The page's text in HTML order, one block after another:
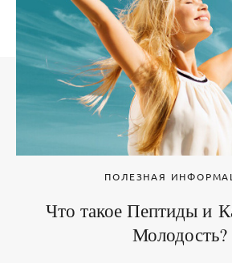
ПОЛЕЗНАЯ
Что такое Пептиды и
Молодость?